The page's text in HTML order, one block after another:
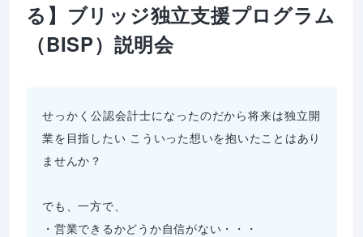
る】ブリッジ独立支援プログラム
（BISP）説明会
せっかく公認会計士になったのだから将来は独立開
業を目指したい こういった想いを抱いたことはあり
ませんか？
でも、一方で、
・営業できるかどうか自信がない・・・